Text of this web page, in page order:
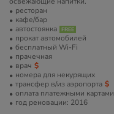
ресторан
кафе/бар
автостоянка
прокат автомобилей
бесплатный Wi-Fi
прачечная
врач
номера для некурящих
трансфер в/из аэропорта
оплата платежными картами
год реновации: 2016